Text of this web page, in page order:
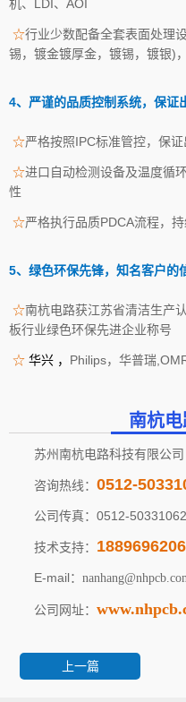
机、LDI、AOI
☆行业少数配备全套表面处理
锡，镀金镀厚金，镀锡，镀银)
4、严谨的品质控制系统，保证
☆严格按照IPC标准管控，保
☆进口自动检测设备及温度循
性
☆严格执行品质PDCA流程，
5、绿色环保先锋，知名客户的
☆南杭电路获江苏省清洁生产
板行业绿色环保先进企业称号
☆ 华兴 ， Philips，华普瑞
南杭
苏州南杭电路科技有限公司
咨询热线： 0512-
公司传真：0512-50331062
技术支持：
E-mail：
公司网址：
上一篇